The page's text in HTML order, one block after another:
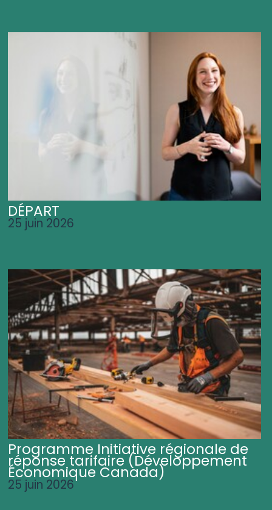
DÉPART
25 juin 2026
Programme Initiative régionale de
réponse tarifaire (Développement
Économique Canada)
25 juin 2026